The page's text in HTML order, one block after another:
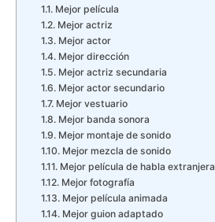
Mejor película
Mejor actriz
Mejor actor
Mejor dirección
Mejor actriz secundaria
Mejor actor secundario
Mejor vestuario
Mejor banda sonora
Mejor montaje de sonido
Mejor mezcla de sonido
Mejor película de habla extranjera
Mejor fotografía
Mejor película animada
Mejor guion adaptado